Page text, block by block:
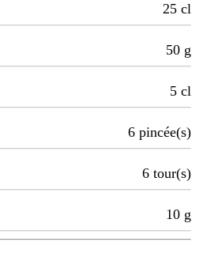
25 cl
50 g
5 cl
6 pincée(s)
6 tour(s)
10 g